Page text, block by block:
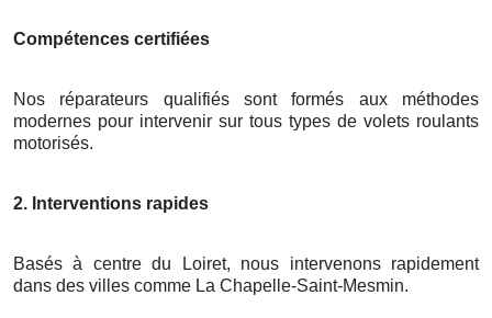
Compétences certifiées
Nos réparateurs qualifiés sont formés aux méthodes
modernes pour intervenir sur tous types de volets roulants
motorisés.
2. Interventions rapides
Basés à centre du Loiret, nous intervenons rapidement
dans des villes comme La Chapelle-Saint-Mesmin.